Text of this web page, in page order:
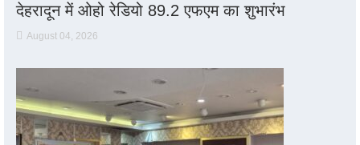
देहरादून में ओहो रेडियो 89.2 एफएम का शुभारंभ
August 04, 2026